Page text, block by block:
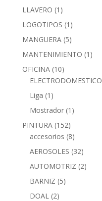
LLAVERO (1)
LOGOTIPOS (1)
MANGUERA (5)
MANTENIMIENTO (1)
OFICINA (10)
ELECTRODOMESTICO
Liga (1)
Mostrador (1)
PINTURA (152)
accesorios (8)
AEROSOLES (32)
AUTOMOTRIZ (2)
BARNIZ (5)
DOAL (2)